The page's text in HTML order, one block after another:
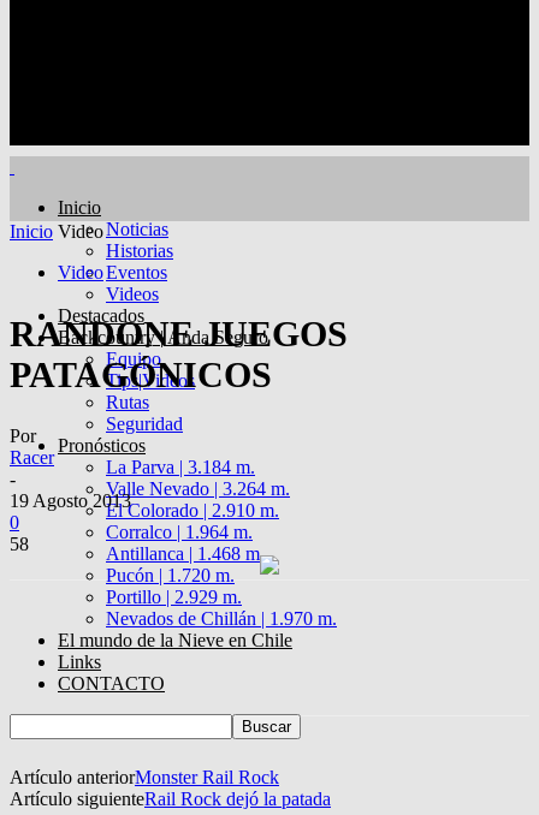
Inicio
Noticias
Historias
Eventos
Videos
Destacados
Backcountry | Anda Seguro
Equipo
Tips|Videos
Rutas
Seguridad
Pronósticos
La Parva | 3.184 m.
Valle Nevado | 3.264 m.
El Colorado | 2.910 m.
Corralco | 1.964 m.
Antillanca | 1.468 m.
Pucón | 1.720 m.
Portillo | 2.929 m.
Nevados de Chillán | 1.970 m.
El mundo de la Nieve en Chile
Links
CONTACTO
Inicio Video
Video
RANDONE JUEGOS
PATAGÓNICOS
Por
Racer
-
19 Agosto 2013
0
58
Artículo anteriorMonster Rail Rock
Artículo siguienteRail Rock dejó la patada